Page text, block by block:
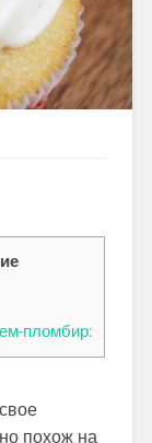
пломбир:
похож на